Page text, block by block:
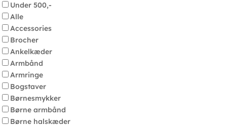
Under 500,-
Alle
Accessories
Brocher
Ankelkæder
Armbånd
Armringe
Bogstaver
Børnesmykker
Børne armbånd
Børne halskæder